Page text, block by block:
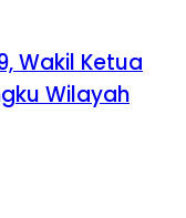
Wakil Ketua
Wilayah